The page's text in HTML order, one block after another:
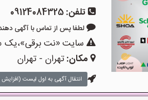
تلفن: 09124084325
لطفا پس از تماس با آگهی دهنده
سایت «نت برقی»،یک
مکان:تهران - تهران
انتقال آگهی به اول لیست (افزایش